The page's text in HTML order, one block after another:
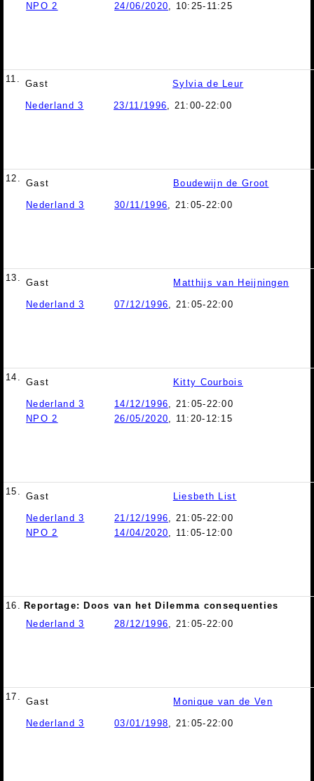
NPO 2
24/06/2020, 10:25-11:25
11. Gast Sylvia de Leur
Nederland 3 23/11/1996, 21:00-22:00
12. Gast Boudewijn de Groot
Nederland 3 30/11/1996, 21:05-22:00
13. Gast Matthijs van Heijningen
Nederland 3 07/12/1996, 21:05-22:00
14. Gast Kitty Courbois
Nederland 3 14/12/1996, 21:05-22:00
NPO 2
26/05/2020, 11:20-12:15
15. Gast Liesbeth List
Nederland 3 21/12/1996, 21:05-22:00
NPO 2
14/04/2020, 11:05-12:00
16. Reportage: Doos van het Dilemma consequenties
Nederland 3
28/12/1996, 21:05-22:00
17. Gast Monique van de Ven
Nederland 3 03/01/1998, 21:05-22:00